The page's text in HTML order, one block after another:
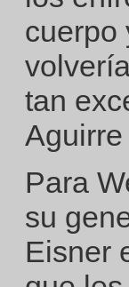
cuerpo
tan
Para
su
Eisner